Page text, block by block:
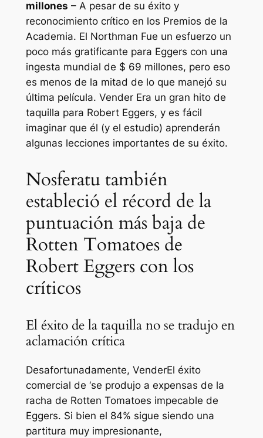
millones – A pesar de su éxito y
reconocimiento crítico en los Premios de la
Academia. El Northman Fue un esfuerzo un
poco más gratificante para Eggers con una
ingesta mundial de $ 69 millones, pero eso
es menos de la mitad de lo que manejó su
última película. Vender Era un gran hito de
taquilla para Robert Eggers, y es fácil
imaginar que él (y el estudio) aprenderán
algunas lecciones importantes de su éxito.
Nosferatu también
estableció el récord de la
puntuación más baja de
Rotten Tomatoes de
Robert Eggers con los
críticos
El éxito de la taquilla no se tradujo en
aclamación crítica
Desafortunadamente, VenderEl éxito
comercial de ‘se produjo a expensas de la
racha de Rotten Tomatoes impecable de
Eggers. Si bien el 84% sigue siendo una
partitura muy impresionante,